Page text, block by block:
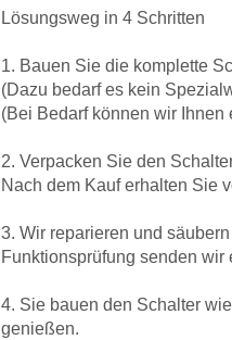
Lösungsweg in 4 Schritten
1. Bauen Sie die komplette
(Dazu bedarf es kein
(Bei Bedarf können wir
2. Verpacken Sie den
Nach dem Kauf erhalten Sie
3. Wir reparieren und
Funktionsprüfung senden wir
4. Sie bauen den Schalter
genießen.